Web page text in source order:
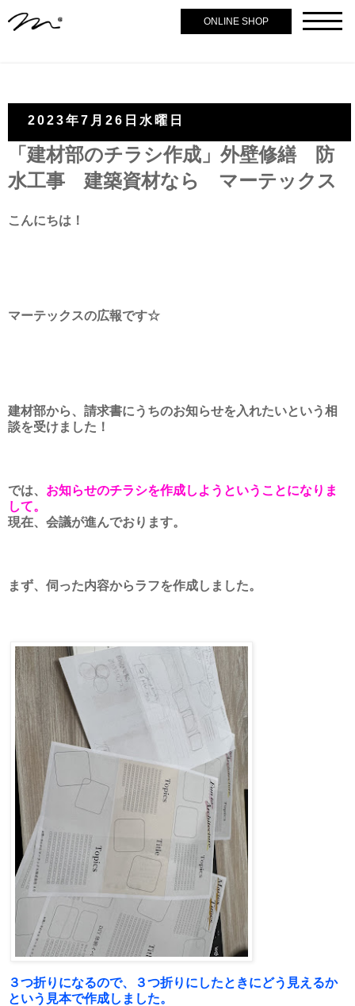
ONLINE SHOP
2023年7月26日水曜日
「建材部のチラシ作成」外壁修繕 防
水工事 建築資材なら マーテックス
こんにちは！
マーテックスの広報です☆
建材部から、請求書にうちのお知らせを入れたいという相
談を受けました！
では、 お知らせのチラシを作成しようということになりま
して。
現在、会議が進んでおります。
まず、伺った内容からラフを作成しました。
３つ折りになるので、３つ折りにしたときにどう見えるか
という見本で作成しました。